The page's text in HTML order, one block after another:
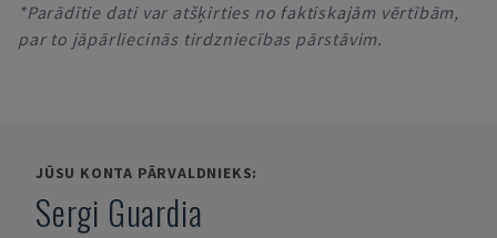
*Parādītie dati var atšķirties no faktiskajām vērtībām,
par to jāpārliecinās tirdzniecības pārstāvim.
JŪSU KONTA PĀRVALDNIEKS:
Sergi Guardia